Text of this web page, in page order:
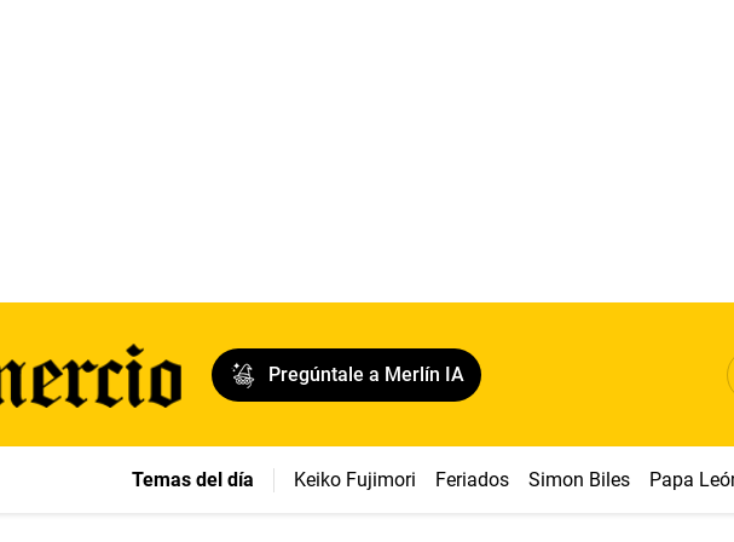
Pregúntale a Merlín IA
Temas del día Keiko Fujimori Feriados Simon Biles Papa